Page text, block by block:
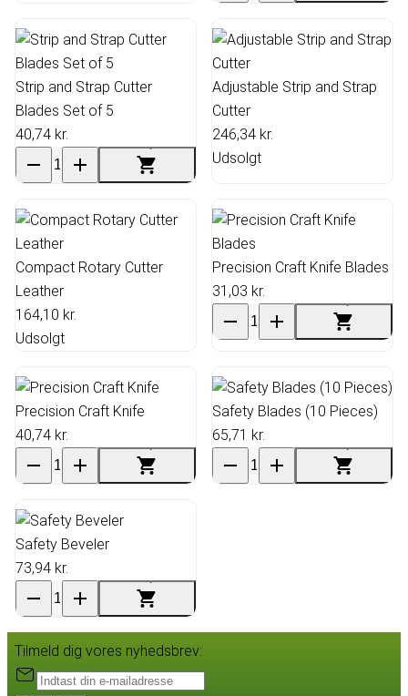
Strip and Strap Cutter
Blades Set of 5
40,74 kr.
Adjustable Strip and Strap
Cutter
246,34 kr.
Udsolgt
Compact Rotary Cutter
Leather
164,10 kr.
Udsolgt
Precision Craft Knife Blades
31,03 kr.
Precision Craft Knife
40,74 kr.
Safety Blades (10 Pieces)
65,71 kr.
Safety Beveler
73,94 kr.
Tilmeld dig vores nyhedsbrev: